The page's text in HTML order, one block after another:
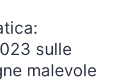
sulle
malevole